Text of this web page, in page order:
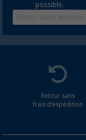
possible.
Retour sans
frais d'expédition